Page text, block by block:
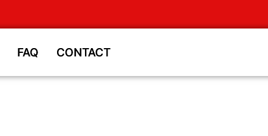
FAQ CONTACT
FAQ CONTACT